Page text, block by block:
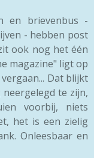
en brievenbus -
- hebben post
ook nog het één
magazine" ligt op
Dat blijkt
te zijn,
voorbij, niets
het is een zielig
Onleesbaar en